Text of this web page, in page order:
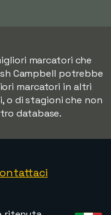
marcatori che
Campbell potrebbe
marcatori in altri
o di stagioni che non
database.